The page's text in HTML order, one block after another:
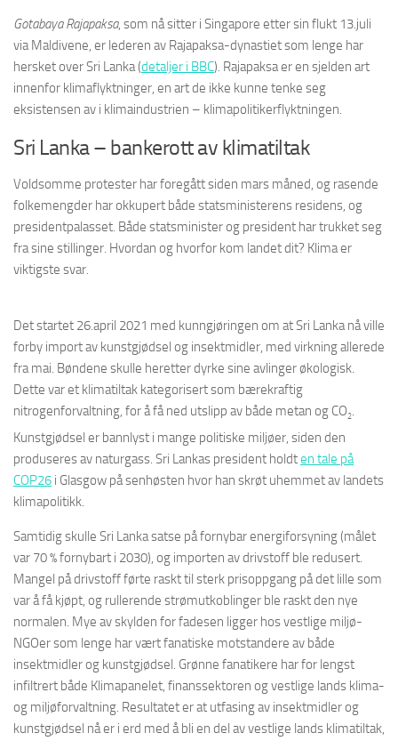
Gotabaya Rajapaksa, som nå sitter i Singapore etter sin flukt 13.juli
via Maldivene, er lederen av Rajapaksa-dynastiet som lenge har
hersket over Sri Lanka (detaljer i BBC). Rajapaksa er en sjelden art
innenfor klimaflyktninger, en art de ikke kunne tenke seg
eksistensen av i klimaindustrien – klimapolitikerflyktningen.
Sri Lanka – bankerott av klimatiltak
Voldsomme protester har foregått siden mars måned, og rasende
folkemengder har okkupert både statsministerens residens, og
presidentpalasset. Både statsminister og president har trukket seg
fra sine stillinger. Hvordan og hvorfor kom landet dit? Klima er
viktigste svar.
Det startet 26.april 2021 med kunngjøringen om at Sri Lanka nå ville
forby import av kunstgjødsel og insektmidler, med virkning allerede
fra mai. Bøndene skulle heretter dyrke sine avlinger økologisk.
Dette var et klimatiltak kategorisert som bærekraftig
nitrogenforvaltning, for å få ned utslipp av både metan og CO2.
Kunstgjødsel er bannlyst i mange politiske miljøer, siden den
produseres av naturgass. Sri Lankas president holdten tale på
COP26 i Glasgow på senhøsten hvor han skrøt uhemmet av landets
klimapolitikk.
Samtidig skulle Sri Lanka satse på fornybar energiforsyning (målet
var 70 % fornybart i 2030), og importen av drivstoff ble redusert.
Mangel på drivstoff førte raskt til sterk prisoppgang på det lille som
var å få kjøpt, og rullerende strømutkoblinger ble raskt den nye
normalen. Mye av skylden for fadesen ligger hos vestlige miljø-
NGOer som lenge har vært fanatiske motstandere av både
insektmidler og kunstgjødsel. Grønne fanatikere har for lengst
infiltrert både Klimapanelet, finanssektoren og vestlige lands klima-
og miljøforvaltning. Resultatet er at utfasing av insektmidler og
kunstgjødsel nå er i erd med å bli en del av vestlige lands klimatiltak,